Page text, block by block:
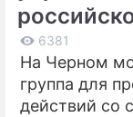
6381
На Черном
группа для
действий со